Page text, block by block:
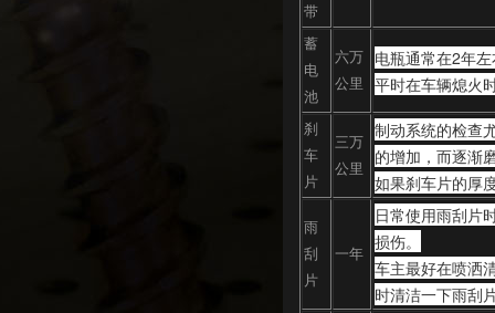
带
蓄
电
池
六万
公里
电瓶通常在2年
平时在车辆熄火
刹
车
片
三万
公里
制动系统的检查
的增加，而逐渐
如果刹车片的厚
雨
刮
片
一年
日常使用雨刮片
损伤。
车主最好在喷洒
时清洁一下雨刮